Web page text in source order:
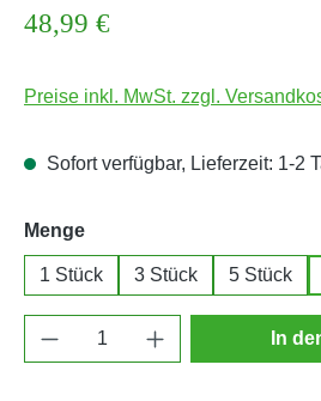
Regulärer Preis:
48,99 €
Preise inkl. MwSt. zzgl.
Sofort verfügbar, Lieferzeit: 1-2
Mengeauswählen
1 Stück 3 Stück 5 Stück
Produkt Anzahl: Gib In